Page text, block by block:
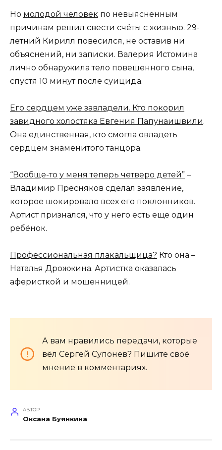
Но молодой человек по невыясненным
причинам решил свести счёты с жизнью. 29-
летний Кирилл повесился, не оставив ни
объяснений, ни записки. Валерия Истомина
лично обнаружила тело повешенного сына,
спустя 10 минут после суицида.
Его сердцем уже завладели. Кто покорил
завидного холостяка Евгения Папунаишвили.
Она единственная, кто смогла овладеть
сердцем знаменитого танцора.
“Вообще-то у меня теперь четверо детей” –
Владимир Пресняков сделал заявление,
которое шокировало всех его поклонников.
Артист признался, что у него есть еще один
ребёнок.
Профессиональная плакальщица? Кто она –
Наталья Дрожжина. Артистка оказалась
аферисткой и мошенницей.
А вам нравились передачи, которые
вёл Сергей Супонев? Пишите своё
мнение в комментариях.
АВТОР
Оксана Буянкина